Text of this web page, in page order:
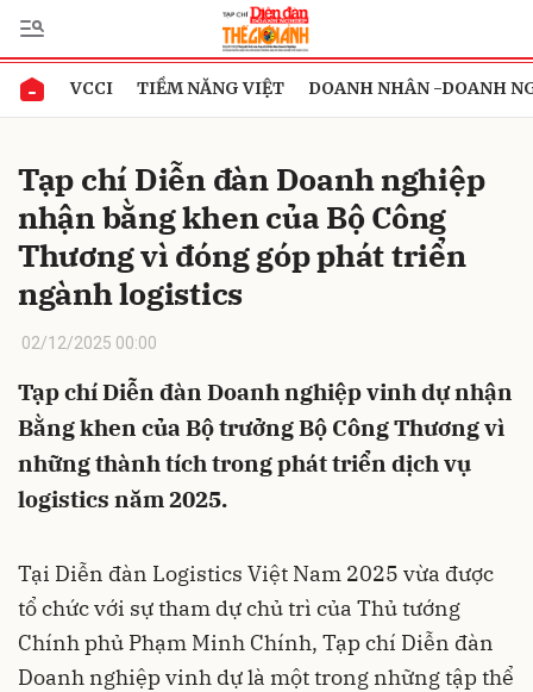
VCCI TIỀM NĂNG VIỆT DOANH NHÂN -DOANH
Tạp chí Diễn đàn Doanh nghiệp
nhận bằng khen của Bộ Công
Thương vì đóng góp phát triển
ngành logistics
02/12/2025 00:00
Tạp chí Diễn đàn Doanh nghiệp vinh dự nhận
Bằng khen của Bộ trưởng Bộ Công Thương vì
những thành tích trong phát triển dịch vụ
logistics năm 2025.
Tại Diễn đàn Logistics Việt Nam 2025 vừa được
tổ chức với sự tham dự chủ trì của Thủ tướng
Chính phủ Phạm Minh Chính, Tạp chí Diễn đàn
Doanh nghiệp vinh dự là một trong những tập thể
Gửi bình luận